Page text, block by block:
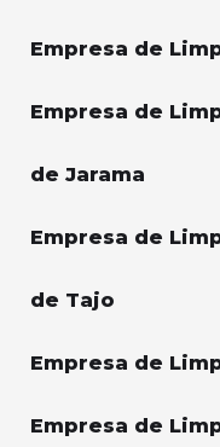
Empresa de
Empresa de
de Jarama
Empresa de
de Tajo
Empresa de
Empresa de